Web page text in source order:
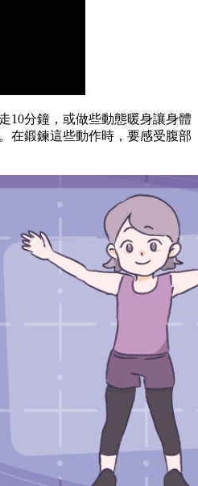
10分鐘，或做些動態暖身讓身體
在鍛鍊這些動作時，要感受腹部